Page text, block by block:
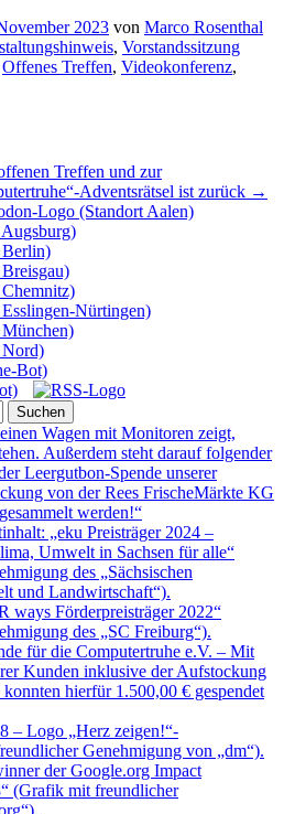
2023 von Marco Rosenthal
, Vorstandssitzung
Offenes Treffen, Videokonferenz,
Treffen und zur
Adventsrätsel ist zurück →